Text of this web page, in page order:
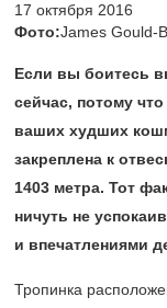
17 октября 2016
Фото:James Gould-
Если вы боитесь
сейчас, потому
ваших худших
закреплена к
1403 метра. Тот
ничуть не
и впечатлениями
Тропинка